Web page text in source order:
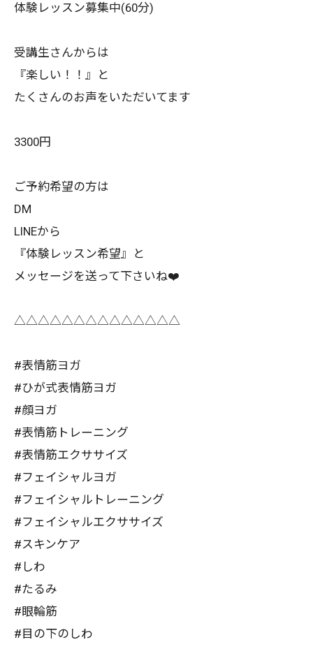
体験レッスン募集中(60分)
受講生さんからは
『楽しい！！』と
たくさんのお声をいただいてます
3300円
ご予約希望の方は
DM
LINEから
『体験レッスン希望』と
メッセージを送って下さいね❤️
△△△△△△△△△△△△△△
#表情筋ヨガ
#ひが式表情筋ヨガ
#顔ヨガ
#表情筋トレーニング
#表情筋エクササイズ
#フェイシャルヨガ
#フェイシャルトレーニング
#フェイシャルエクササイズ
#スキンケア
#しわ
#たるみ
#眼輪筋
#目の下のしわ